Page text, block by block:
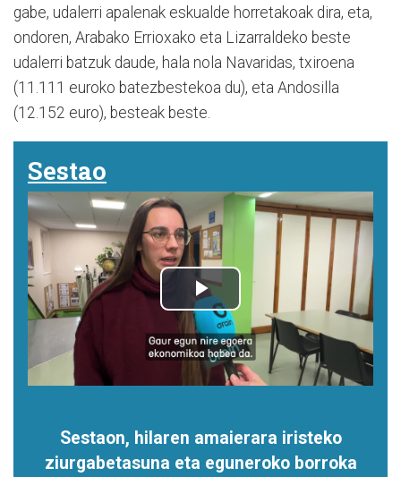
gabe, udalerri apalenak eskualde horretakoak dira, eta,
ondoren, Arabako Errioxako eta Lizarraldeko beste
udalerri batzuk daude, hala nola Navaridas, txiroena
(11.111 euroko batezbestekoa du), eta Andosilla
(12.152 euro), besteak beste.
Sestao
Sestaon, hilaren amaierara iristeko
ziurgabetasuna eta eguneroko borroka